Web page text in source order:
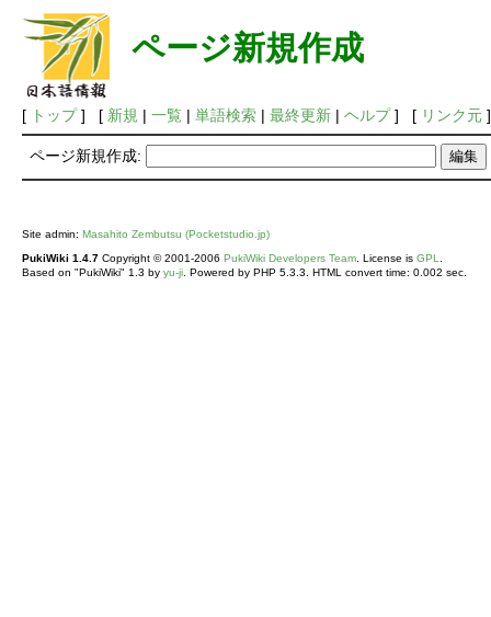
ページ新規作成
[ トップ] [ 新規 | 一覧 | 単語検索| 最終更新| ヘルプ] [ リンク元]
ページ新規作成:
Site admin: Masahito Zembutsu (Pocketstudio.jp)
PukiWiki 1.4.7Copyright © 2001-2006 PukiWiki Developers Team. License is GPL
Based on "PukiWiki" 1.3 by yu-ji. Powered by PHP 5.3.3. HTML convert time: 0.002 sec.